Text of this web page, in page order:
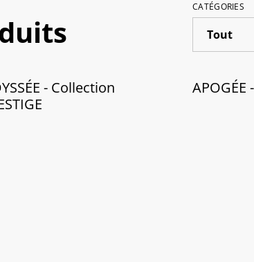
CATÉGORIES
- Collection